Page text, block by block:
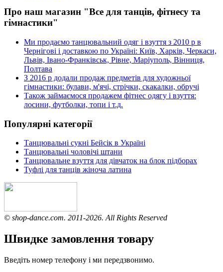
Про наш магазин "Все для танців, фітнесу та
гімнастики"
Ми продаємо танцювальний одяг і взуття з 2010 р в
Чернігові і доставкою по Україні: Київ, Харків, Черкаси,
Львів, Івано-Франківськ, Рівне, Маріуполь, Вінниця,
Полтава
З 2016 р додали продаж предметів для художньої
гімнастики: булави, м'ячі, стрічки, скакалки, обручі
Також займаємося продажем фітнес одягу і взуття:
лосини, футболки, топи і т.д.
Популярні категорії
Танцювальні сукні Бейсік в Україні
Танцювальні чоловічі штани
Танцювальне взуття для дівчаток на блок підборах
Туфлі для танців жіноча латина
© shop-dance.com. 2011-2026. All Rights Reserved
Швидке замовлення товару
Введіть номер телефону і ми передзвонимо.